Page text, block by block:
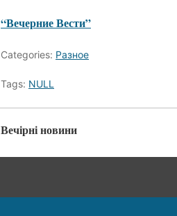
“Вечерние Вести”
Categories: Разное
Tags: NULL
Вечірні новини